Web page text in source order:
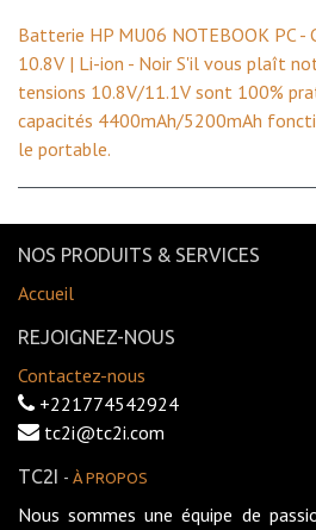
Batterie HP MU06 NOTEBOOK PC -
10.8V | Li-ion - Noir S'il vous plaît
tensions 10.8V/11.1V sont 100%
capacités 4400mAh/5200mAh
le portable.
NOS PRODUITS & SERVICES
Accueil
REJOIGNEZ-NOUS
Contactez-nous
+221774542924
tc2i@tc2i.com
TC2I - À PROPOS
Nous sommes une équipe de